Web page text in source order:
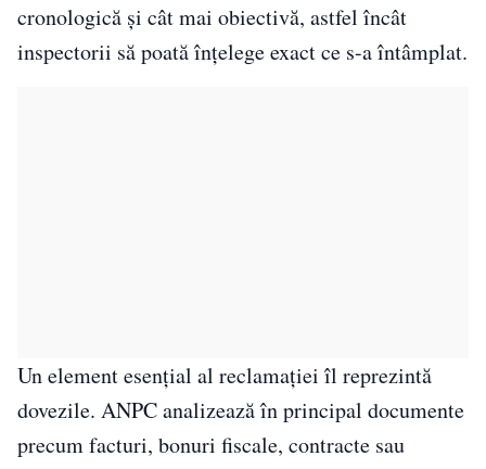
cronologică și cât mai obiectivă, astfel încât
inspectorii să poată înțelege exact ce s-a întâmplat.
Un element esențial al reclamației îl reprezintă
dovezile. ANPC analizează în principal documente
precum facturi, bonuri fiscale, contracte sau